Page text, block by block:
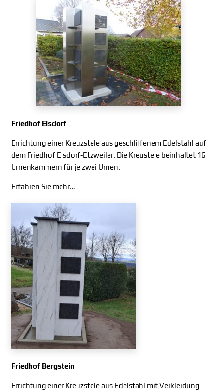
Friedhof Elsdorf
Errichtung einer Kreuzstele aus geschliffenem Edelstahl auf
dem Friedhof Elsdorf-Etzweiler. Die Kreustele beinhaltet 16
Urnenkammern für je zwei Urnen.
Erfahren Sie mehr…
Friedhof Bergstein
Errichtung einer Kreuzstele aus Edelstahl mit Verkleidung